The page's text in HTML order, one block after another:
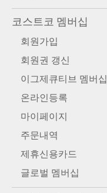
코스트코 멤버십
회원가입
회원권 갱신
이그제큐티브 멤버십
온라인등록
마이페이지
주문내역
제휴신용카드
글로벌 멤버십